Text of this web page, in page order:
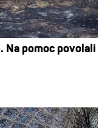
Na pomoc povolali